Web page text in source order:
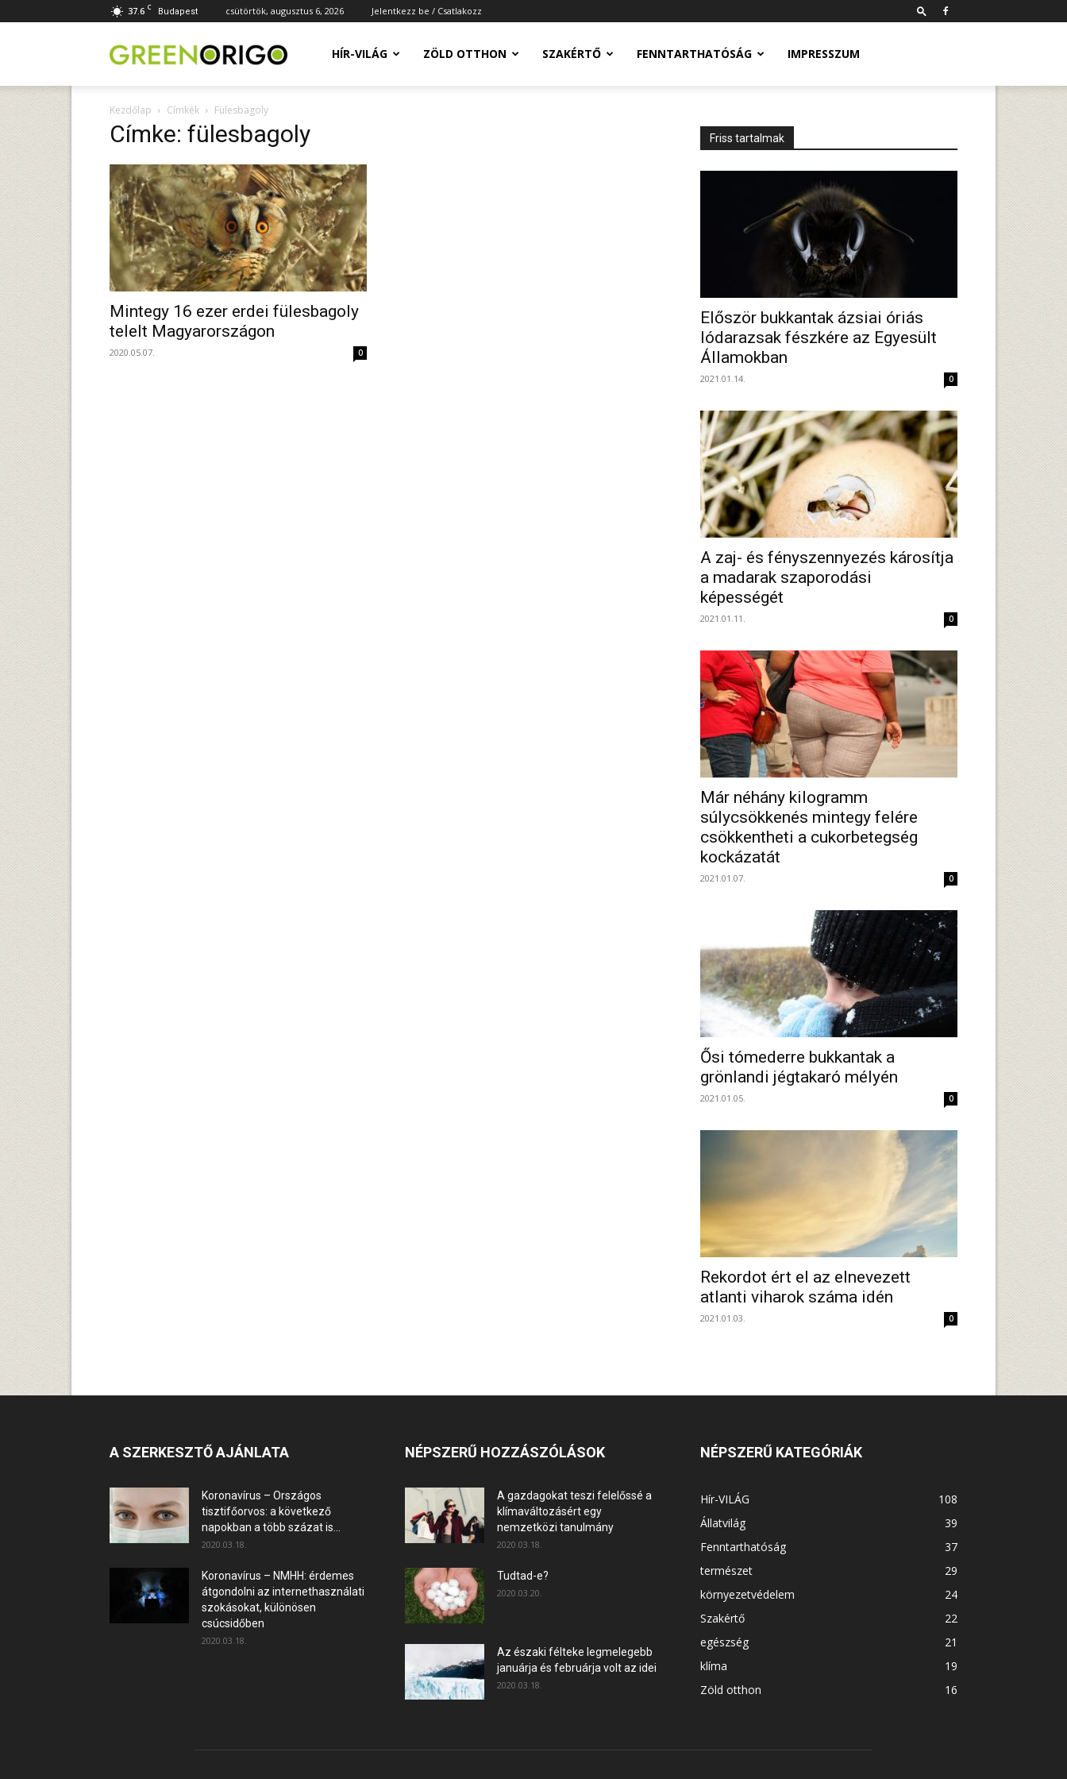
37.6 C Budapest csütörtök, augusztus 6, 2026 Jelentkezz be / Csatlakozz
Green
portál
HÍR-VILÁG ZÖLD OTTHON SZAKÉRTŐ FENNTARTHATÓSÁG IMPRESSZUM
Kezdőlap Címkék Fülesbagoly
Címke: fülesbagoly
Mintegy 16 ezer erdei fülesbagoly
telelt Magyarországon
2020.05.07. 0
Friss tartalmak
Először bukkantak ázsiai óriás
lódarazsak fészkére az Egyesült
Államokban
2021.01.14. 0
A zaj- és fényszennyezés károsítja
a madarak szaporodási
képességét
2021.01.11. 0
Már néhány kilogramm
súlycsökkenés mintegy felére
csökkentheti a cukorbetegség
kockázatát
2021.01.07. 0
Ősi tómederre bukkantak a
grönlandi jégtakaró mélyén
2021.01.05. 0
Rekordot ért el az elnevezett
atlanti viharok száma idén
2021.01.03. 0
A SZERKESZTŐ AJÁNLATA
Koronavírus – Országos
tisztifőorvos: a következő
napokban a több százat is...
2020.03.18.
Koronavírus – NMHH: érdemes
átgondolni az internethasználati
szokásokat, különösen
csúcsidőben
2020.03.18.
NÉPSZERŰ HOZZÁSZÓLÁSOK
A gazdagokat teszi felelőssé a
klímaváltozásért egy
nemzetközi tanulmány
2020.03.18.
Tudtad-e?
2020.03.20.
Az északi félteke legmelegebb
januárja és februárja volt az idei
2020.03.18.
NÉPSZERŰ KATEGÓRIÁK
Hír-VILÁG
108
Állatvilág
39
Fenntarthatóság
37
természet
29
környezetvédelem
24
Szakértő
22
egészség
21
klíma
19
Zöld otthon
16